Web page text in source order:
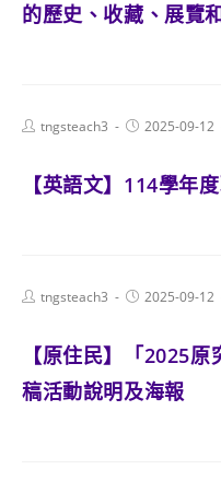
的歷史、收藏、展覽
Posttngsteach3
Post2025-09-12
【英語文】114學年
Posttngsteach3
Post2025-09-12
【原住民】「2025
稿活動說明及海報